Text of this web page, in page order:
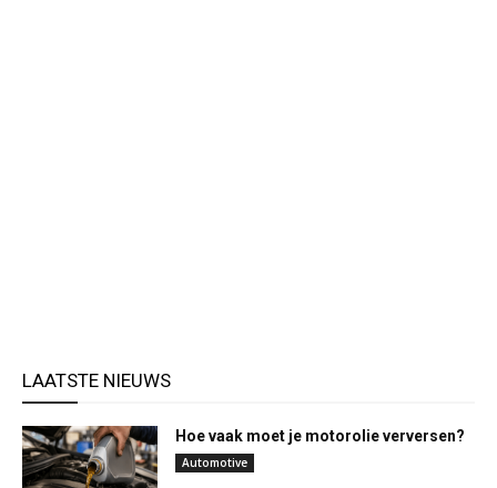
LAATSTE NIEUWS
Hoe vaak moet je motorolie verversen?
Automotive